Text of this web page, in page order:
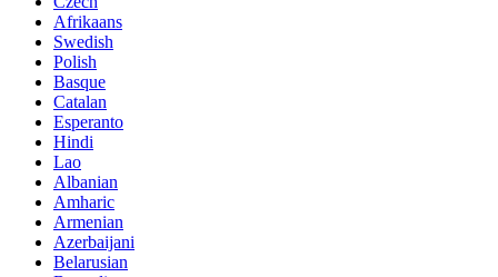
Afrikaans
Swedish
Polish
Basque
Catalan
Esperanto
Hindi
Lao
Albanian
Amharic
Armenian
Azerbaijani
Belarusian